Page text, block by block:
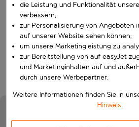
Wähle ein Ab- und Rückflugdatum aus.
Wer
Suchen
die Leistung und Funktionalität
verbessern;
zur Personalisierung von Angeboten
auf unserer Website sehen können;
um unsere Marketingleistung zu
zur Bereitstellung von auf easyJet
und Marketinginhalten auf und
durch unsere Werbepartner.
Weitere Informationen finden Sie in
Hinweis.